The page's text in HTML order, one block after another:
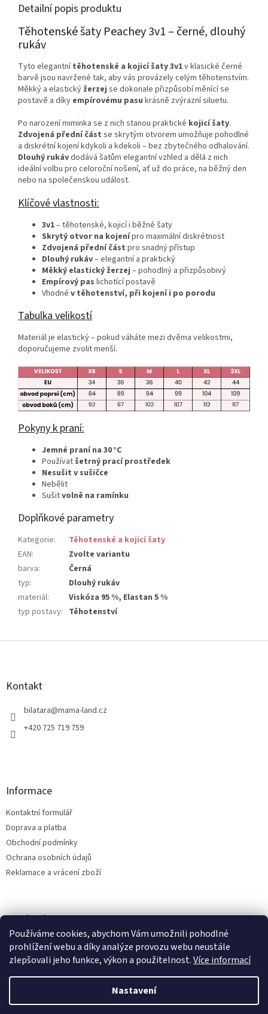
Používáme cookies, abychom Vám umožnili pohodlné
prohlížení webu a díky analýze provozu webu neustále
zlepšovali jeho funkce, výkon a použitelnost.Více informací
Nastavení
Detailní popis produktu
Těhotenské šaty Peachey 3v1 – černé, dlouhý
rukáv
Tyto elegantnítěhotenské a kojicí šaty 3v1v klasické černé
barvě jsou navržené tak, aby vás provázely celým těhotenstvím.
Měkký a elastický žerzej se dokonale přizpůsobí měnící se
postavě a díky empírovému pasu krásně zvýrazní siluetu.
Po narození miminka se z nich stanou praktické kojicí šaty.
Zdvojená přední část se skrytým otvorem umožňuje pohodlné
a diskrétní kojení kdykoli a kdekoli – bez zbytečného odhalování.
Dlouhý rukávdodává šatům elegantní vzhled a dělá z nich
ideální volbu pro celoroční nošení, ať už do práce, na běžný den
nebo na společenskou událost.
Klíčové vlastnosti:
3v1– těhotenské, kojicí i běžné šaty
Skrytý otvor na kojenípro maximální diskrétnost
Zdvojená přední část pro snadný přístup
Dlouhý rukáv– elegantní a praktický
Měkký elastický žerzej – pohodlný a přizpůsobivý
Empírový pas lichotící postavě
Vhodné v těhotenství, při kojení i po porodu
Tabulka velikostí
Materiál je elastický – pokud váháte mezi dvěma velikostmi,
doporučujeme zvolit menší.
Pokyny k praní:
Jemné praní na 30 °C
Používat šetrný prací prostředek
Nesušit v sušičce
Nebělit
Sušitvolně na ramínku
Doplňkové parametry
Kategorie:
Těhotenské a kojicí šaty
EAN:
Zvolte variantu
barva:
Černá
typ:
Dlouhý rukáv
materiál:
Viskóza 95 %, Elastan 5 %
typ postavy: Těhotenství
Z
Kontakt
bilatara@mama-land.cz
+420 725 719 759
Informace
Kontaktní formulář
Doprava a platba
Obchodní podmínky
Ochrana osobních údajů
Reklamace a vrácení zboží
Facebook